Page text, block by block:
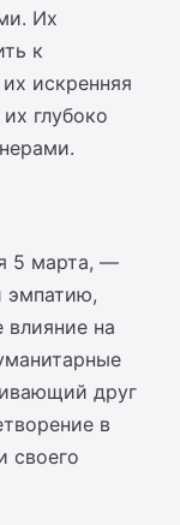
Их
к
искренняя
глубоко
5 марта, —
эмпатию,
влияние на
друг
в
своего